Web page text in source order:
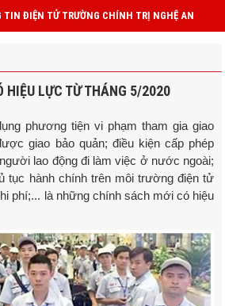
TIN ĐIỆN TỬ TRƯỜNG CHÍNH TRỊ NGHỆ AN
HIỆU LỰC TỪ THÁNG 5/2020
phương tiện vi phạm tham gia giao
giao bảo quản; điều kiện cấp phép
lao động đi làm việc ở nước ngoài;
tục hành chính trên môi trường điện tử
phí;... là những chính sách mới có hiệu